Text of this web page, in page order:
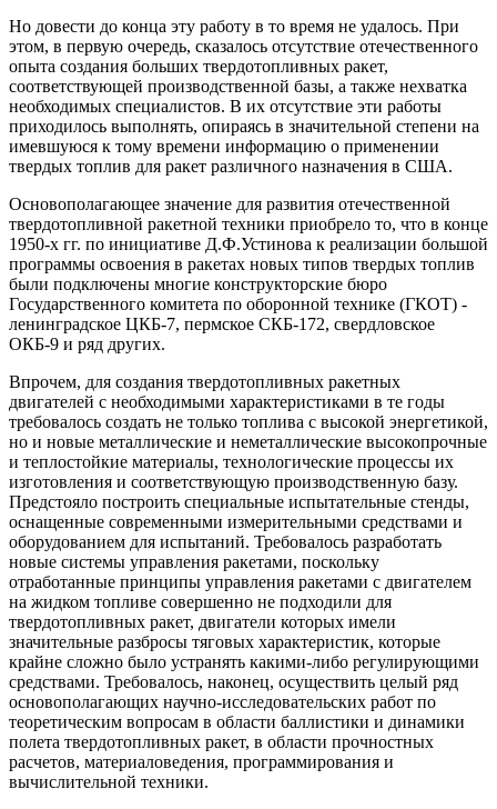
Но довести до конца эту работу в то время не удалось. При
этом, в первую очередь, сказалось отсутствие отечественного
опыта создания больших твердотопливных ракет,
соответствующей производственной базы, а также нехватка
необходимых специалистов. В их отсутствие эти работы
приходилось выполнять, опираясь в значительной степени на
имевшуюся к тому времени информацию о применении
твердых топлив для ракет различного назначения в США.
Основополагающее значение для развития отечественной
твердотопливной ракетной техники приобрело то, что в конце
1950-х гг. по инициативе Д.Ф.Устинова к реализации большой
программы освоения в ракетах новых типов твердых топлив
были подключены многие конструкторские бюро
Государственного комитета по оборонной технике (ГКОТ) -
ленинградское ЦКБ-7, пермское СКБ-172, свердловское
ОКБ-9 и ряд других.
Впрочем, для создания твердотопливных ракетных
двигателей с необходимыми характеристиками в те годы
требовалось создать не только топлива с высокой энергетикой,
но и новые металлические и неметаллические высокопрочные
и теплостойкие материалы, технологические процессы их
изготовления и соответствующую производственную базу.
Предстояло построить специальные испытательные стенды,
оснащенные современными измерительными средствами и
оборудованием для испытаний. Требовалось разработать
новые системы управления ракетами, поскольку
отработанные принципы управления ракетами с двигателем
на жидком топливе совершенно не подходили для
твердотопливных ракет, двигатели которых имели
значительные разбросы тяговых характеристик, которые
крайне сложно было устранять какими-либо регулирующими
средствами. Требовалось, наконец, осуществить целый ряд
основополагающих научно-исследовательских работ по
теоретическим вопросам в области баллистики и динамики
полета твердотопливных ракет, в области прочностных
расчетов, материаловедения, программирования и
вычислительной техники.